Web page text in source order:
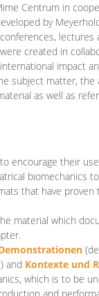
Centrum in
by
lectures
created in
impact
subject matter, the
as well as
encourage their
biomechanics
that have
material which
emonstrationen
and Kontexte und
which is to be